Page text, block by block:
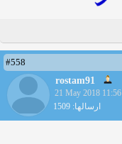
#558
rostam91
21 May 2018 11:56
ارسالها: 1509